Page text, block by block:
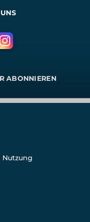
ABONNIEREN
Nutzung